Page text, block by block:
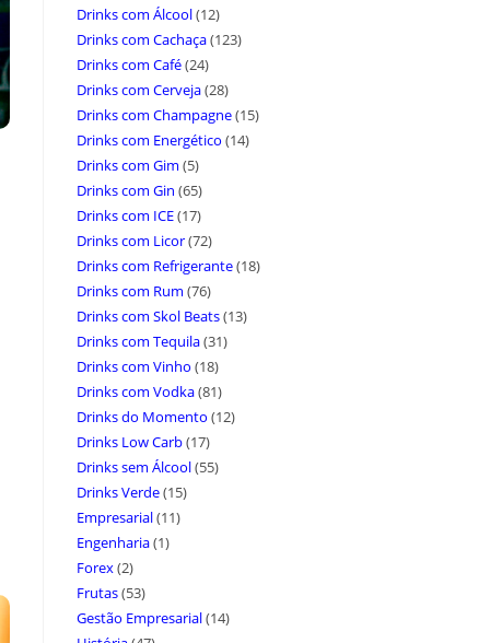
Drinks com Álcool(12)
Drinks com Cachaça(123)
Drinks com Café(24)
Drinks com Cerveja(28)
Drinks com Champagne(15)
Drinks com Energético (14)
Drinks com Gim (5)
Drinks com Gin (65)
Drinks com ICE(17)
Drinks com Licor(72)
Drinks com Refrigerante(18)
Drinks com Rum (76)
Drinks com Skol Beats(13)
Drinks com Tequila(31)
Drinks com Vinho (18)
Drinks com Vodka(81)
Drinks do Momento (12)
Drinks Low Carb(17)
Drinks sem Álcool(55)
Drinks Verde(15)
Empresarial(11)
Engenharia(1)
Forex(2)
Frutas(53)
Gestão Empresarial(14)